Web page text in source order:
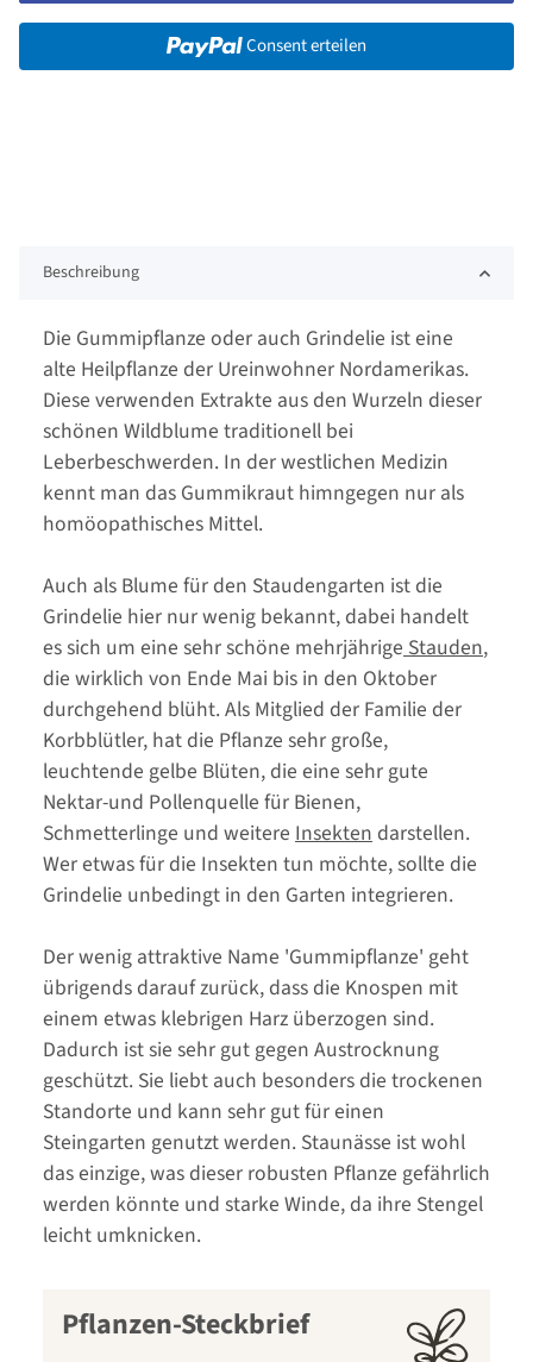
Consent erteilen
Beschreibung
Die Gummipflanze oder auch Grindelie ist eine
alte Heilpflanze der Ureinwohner Nordamerikas.
Diese verwenden Extrakte aus den Wurzeln dieser
schönen Wildblume traditionell bei
Leberbeschwerden. In der westlichen Medizin
kennt man das Gummikraut himngegen nur als
homöopathisches Mittel.
Auch als Blume für den Staudengarten ist die
Grindelie hier nur wenig bekannt, dabei handelt
es sich um eine sehr schöne mehrjährigeStauden,
die wirklich von Ende Mai bis in den Oktober
durchgehend blüht. Als Mitglied der Familie der
Korbblütler, hat die Pflanze sehr große,
leuchtende gelbe Blüten, die eine sehr gute
Nektar-und Pollenquelle für Bienen,
Schmetterlinge und weitere Insektendarstellen.
Wer etwas für die Insekten tun möchte, sollte die
Grindelie unbedingt in den Garten integrieren.
Der wenig attraktive Name 'Gummipflanze' geht
übrigends darauf zurück, dass die Knospen mit
einem etwas klebrigen Harz überzogen sind.
Dadurch ist sie sehr gut gegen Austrocknung
geschützt. Sie liebt auch besonders die trockenen
Standorte und kann sehr gut für einen
Steingarten genutzt werden. Staunässe ist wohl
das einzige, was dieser robusten Pflanze gefährlich
werden könnte und starke Winde, da ihre Stengel
leicht umknicken.
Pflanzen-Steckbrief